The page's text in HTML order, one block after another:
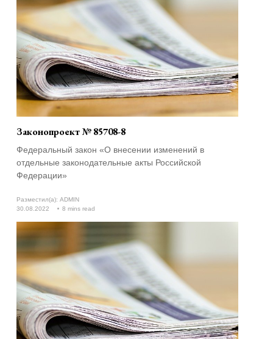
Законопроект № 85708-8
Федеральный закон «О внесении изменений в
отдельные законодательные акты Российской
Федерации»
Разместил(а): ADMIN
30.08.2022
8 mins read